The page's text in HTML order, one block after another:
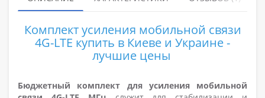
Комплект усиления мобильной связи
4G-LTE купить в Киеве и Украине -
лучшие цены
Бюджетный комплект для усиления мобильной